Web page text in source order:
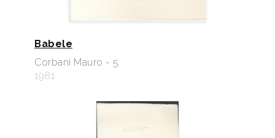
Babele
Corbani Mauro - 5
1981